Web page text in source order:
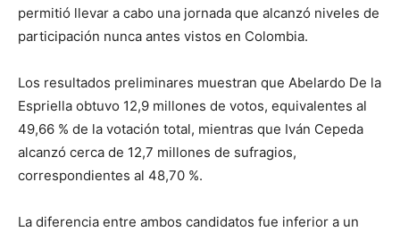
permitió llevar a cabo una jornada que alcanzó niveles de
participación nunca antes vistos en Colombia.
Los resultados preliminares muestran que Abelardo De la
Espriella obtuvo 12,9 millones de votos, equivalentes al
49,66 % de la votación total, mientras que Iván Cepeda
alcanzó cerca de 12,7 millones de sufragios,
correspondientes al 48,70 %.
La diferencia entre ambos candidatos fue inferior a un